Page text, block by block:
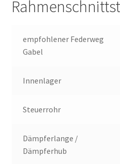
empfohlener Federweg
Gabel
Innenlager
Steuerrohr
Dämpferlange /
Dämpferhub